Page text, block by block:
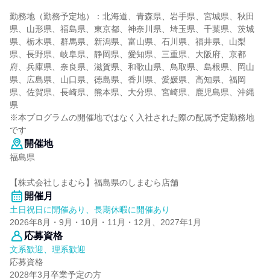
勤務地（勤務予定地）：北海道、青森県、岩手県、宮城県、秋田
県、山形県、福島県、東京都、神奈川県、埼玉県、千葉県、茨城
県、栃木県、群馬県、新潟県、富山県、石川県、福井県、山梨
県、長野県、岐阜県、静岡県、愛知県、三重県、大阪府、京都
府、兵庫県、奈良県、滋賀県、和歌山県、鳥取県、島根県、岡山
県、広島県、山口県、徳島県、香川県、愛媛県、高知県、福岡
県、佐賀県、長崎県、熊本県、大分県、宮崎県、鹿児島県、沖縄
県
※本プログラムの開催地ではなく入社された際の配属予定勤務地
です
開催地
福島県
【株式会社しまむら】福島県のしまむら店舗
開催月
土日祝日に開催あり、長期休暇に開催あり
2026年8月・9月・10月・11月・12月、2027年1月
応募資格
文系歓迎、理系歓迎
応募資格
2028年3月卒業予定の方